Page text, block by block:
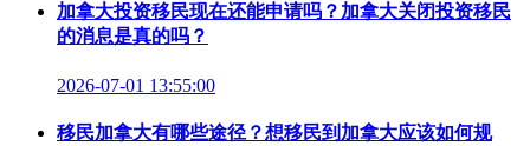
加拿大投资移民现在还能申请吗？加拿大关闭投资移民
的消息是真的吗？
2026-07-01 13:55:00
移民加拿大有哪些途径？想移民到加拿大应该如何规